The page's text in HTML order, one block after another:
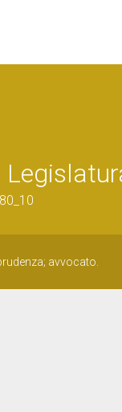
avvocato.